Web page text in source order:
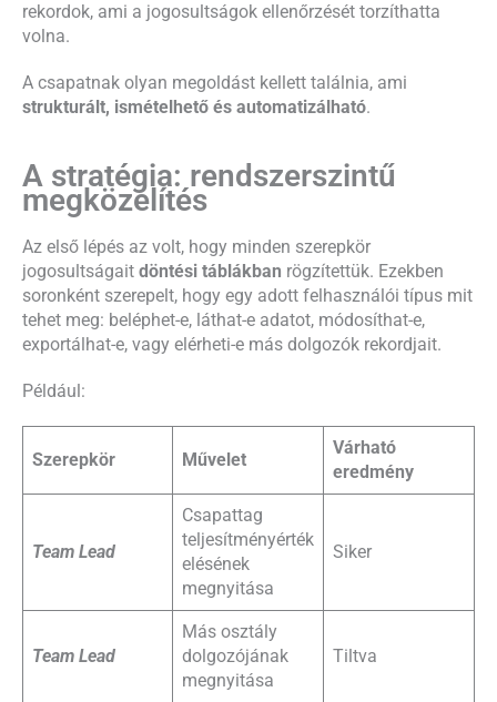
rekordok, ami a jogosultságok ellenőrzését torzíthatta
volna.
A csapatnak olyan megoldást kellett találnia, ami
strukturált, ismételhető és automatizálható.
A stratégia: rendszerszintű
megközelítés
Az első lépés az volt, hogy minden szerepkör
jogosultságait döntési táblákban rögzítettük. Ezekben
soronként szerepelt, hogy egy adott felhasználói típus mit
tehet meg: beléphet-e, láthat-e adatot, módosíthat-e,
exportálhat-e, vagy elérheti-e más dolgozók rekordjait.
Például:
Szerepkör Művelet
Várható
eredmény
Team Lead
Csapattag
teljesítményérték
elésének
megnyitása
Siker
Team Lead
Más osztály
dolgozójának
megnyitása
Tiltva